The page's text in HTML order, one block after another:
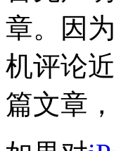
章。因
机评论
篇文章